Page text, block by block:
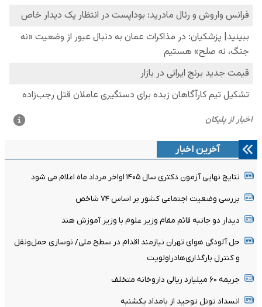
آخرین اخبار
نتایج نهایی آزمون دکتری سال ۱۴۰۵ اواخر مرداد ماه اعلام می شود
بررسی وضعیت اجتماعی کشور بر اساس ۷۴ شاخص
دیدار دو جانبه قائم مقام وزیر علوم با وزیر آموزش هند
حل آلودگی هوای تهران نیازمند اقدام در سطح ملی/ نوسازی حمل‌ونقل
و کنترل بارگذاری‌هادراولویت
جریمه ۶۰ میلیارد ریالی داروخانه متخلف
انسداد تونل توحید از بامداد یکشنبه